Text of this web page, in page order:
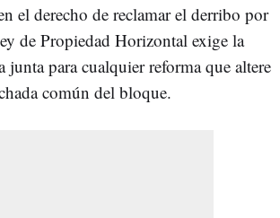
el derecho de reclamar el derribo por
de Propiedad Horizontal exige la
junta para cualquier reforma que altere
común del bloque.